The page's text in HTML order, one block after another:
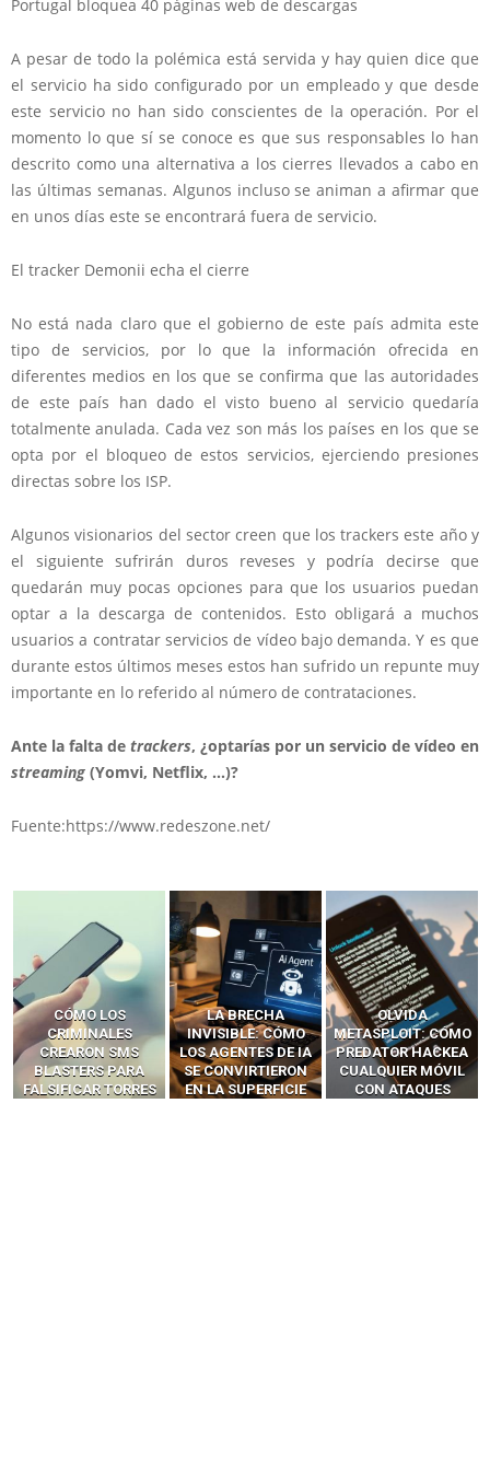
Portugal bloquea 40 páginas web de descargas
A pesar de todo la polémica está servida y hay quien dice que
el servicio ha sido configurado por un empleado y que desde
este servicio no han sido conscientes de la operación. Por el
momento lo que sí se conoce es que sus responsables lo han
descrito como una alternativa a los cierres llevados a cabo en
las últimas semanas. Algunos incluso se animan a afirmar que
en unos días este se encontrará fuera de servicio.
El tracker Demonii echa el cierre
No está nada claro que el gobierno de este país admita este
tipo de servicios, por lo que la información ofrecida en
diferentes medios en los que se confirma que las autoridades
de este país han dado el visto bueno al servicio quedaría
totalmente anulada. Cada vez son más los países en los que se
opta por el bloqueo de estos servicios, ejerciendo presiones
directas sobre los ISP.
Algunos visionarios del sector creen que los trackers este año y
el siguiente sufrirán duros reveses y podría decirse que
quedarán muy pocas opciones para que los usuarios puedan
optar a la descarga de contenidos. Esto obligará a muchos
usuarios a contratar servicios de vídeo bajo demanda. Y es que
durante estos últimos meses estos han sufrido un repunte muy
importante en lo referido al número de contrataciones.
Ante la falta de trackers, ¿optarías por un servicio de vídeo en
streaming (Yomvi, Netflix, …)?
Fuente:https://www.redeszone.net/
LA BRECHA
INVISIBLE: CÓMO
LOS AGENTES DE IA
SE CONVIRTIERON
EN LA SUPERFICIE
OLVIDA
METASPLOIT: CÓMO
PREDATOR HACKEA
CUALQUIER MÓVIL
CON ATAQUES
CÓMO LOS HACKERS
INTERCEPTAN OTPS
Y LLAMADAS
MÓVILES SIN
‘HACKEAR’ — EL